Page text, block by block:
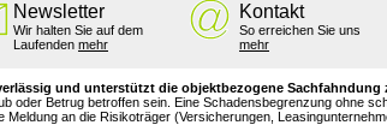
Newsletter
Wir halten Sie auf dem
Laufenden mehr
Kontakt
So erreichen Sie uns
mehr
und unterstützt die objektbezogene Sachfahndung
oder Betrug betroffen sein. Eine Schadensbegrenzung ohne
Meldung an die Risikoträger (Versicherungen,